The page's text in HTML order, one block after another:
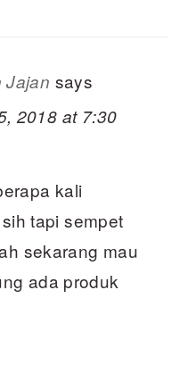
Jajan says
2018 at 7:30
kali
tapi sempet
sekarang mau
ada produk